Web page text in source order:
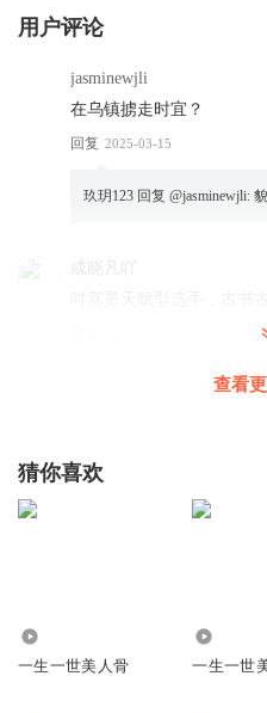
用户评论
jasminewjli
在乌镇掳走时宜？
回复 2025-03-15
玖玥123 回复 @jasminewjli:
成晓凡吖
成晓凡吖:
囤宝2014
大概因为你是没喝孟婆汤
Sissi_BL
查看
猜你喜欢
一生一世美人骨 一生一世